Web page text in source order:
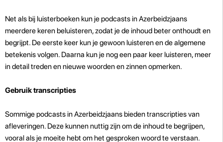
Net als bij luisterboeken kun je podcasts in Azerbeidzjaans
meerdere keren beluisteren, zodat je de inhoud beter onthoudt en
begrijpt. De eerste keer kun je gewoon luisteren en de algemene
betekenis volgen. Daarna kun je nog een paar keer luisteren, meer
in detail treden en nieuwe woorden en zinnen opmerken.
Gebruik transcripties
Sommige podcasts in Azerbeidzjaans bieden transcripties van
afleveringen. Deze kunnen nuttig zijn om de inhoud te begrijpen,
vooral als je moeite hebt om het gesproken woord te verstaan.